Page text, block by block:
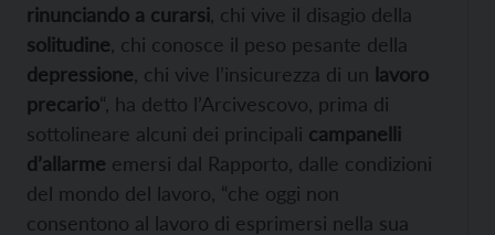
rinunciando a curarsi , chi vive il disagio della
solitudine , chi conosce il peso pesante della
depressione , chi vive l’insicurezza di un lavoro
precario“, ha detto l’Arcivescovo, prima di
sottolineare alcuni dei principali campanelli
d’allarme emersi dal Rapporto, dalle condizioni
del mondo del lavoro, “che oggi non
consentono al lavoro di esprimersi nella sua